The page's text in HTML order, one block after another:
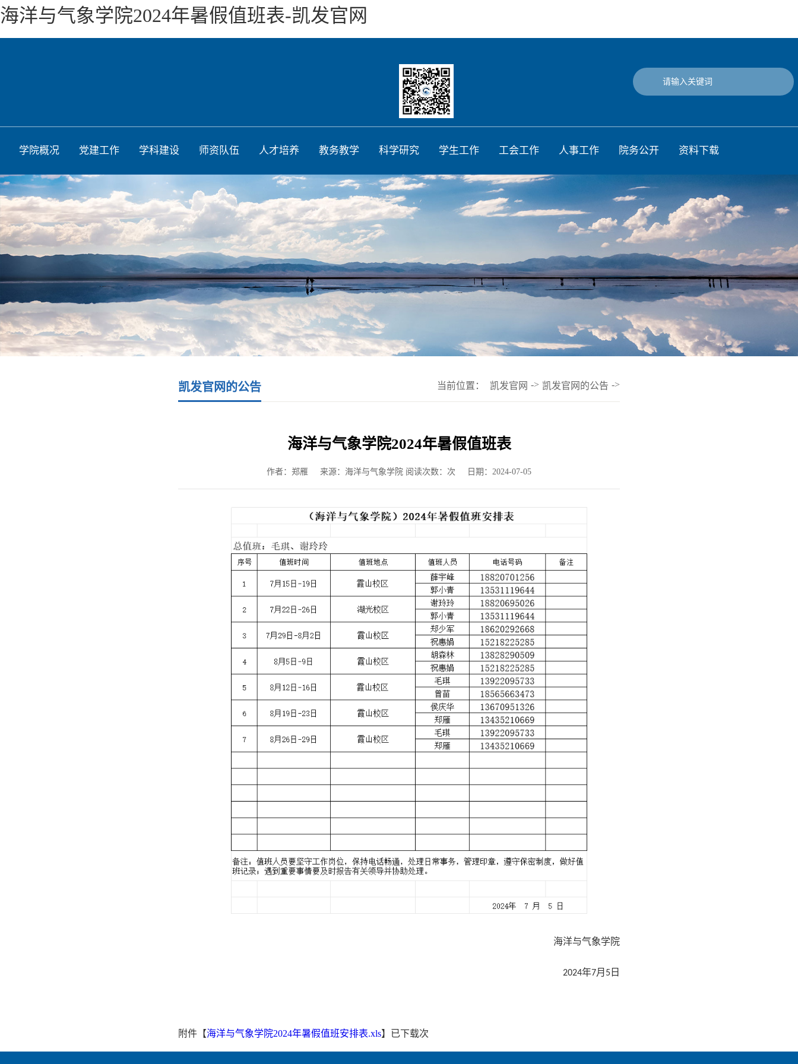
海洋与气象学院2024年暑假值班表-凯发官网
学院概况 党建工作 学科建设 师资队伍 人才培养 教务教学 科学研究 学生工作 工会工作 人事工作 院务公开 资料下载
凯发官网的公告 当前位置： 凯发官网 -> 凯发官网的公告 ->
海洋与气象学院2024年暑假值班表
作者：郑雁 来源：海洋与气象学院 阅读次数：次 日期：2024-07-05
海洋与气象学院
2024年7月 5 日
附件【海洋与气象学院2024年暑假值班安排表.xls】已下载次